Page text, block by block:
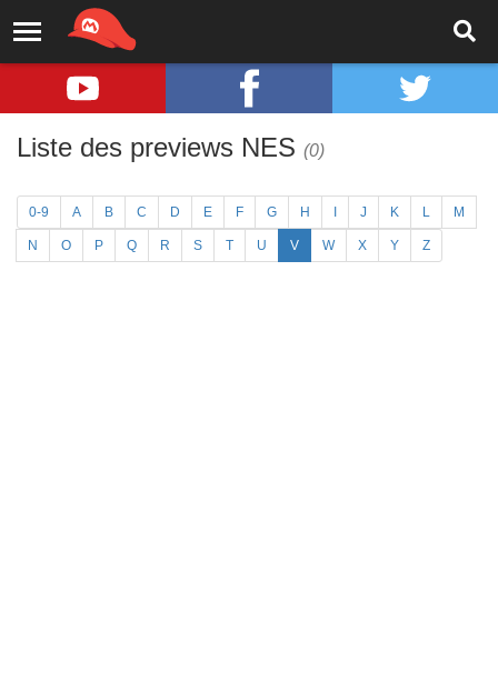
Liste des previews NES (0)
0-9 A B C D E F G H J K L M
N O P Q R S T U V W X Y Z